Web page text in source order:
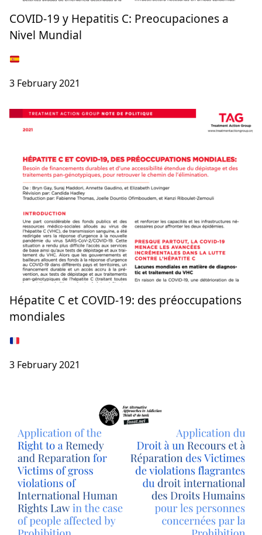
COVID-19 y Hepatitis C: Preocupaciones a
Nivel Mundial
3 February 2021
Hépatite C et COVID-19: des préoccupations
mondiales
3 February 2021